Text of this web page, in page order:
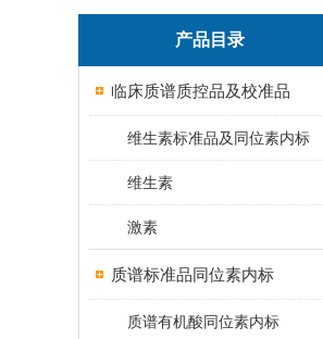
产品目录
临床质谱质控品及校准品
维生素标准品及同位素内标
维生素
激素
质谱标准品同位素内标
质谱有机酸同位素内标